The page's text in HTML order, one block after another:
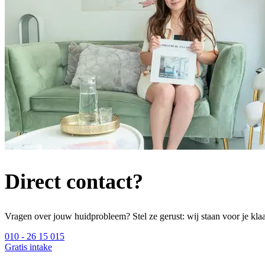
Direct contact?
Vragen over jouw huidprobleem? Stel ze gerust: wij staan voor je
010 - 26 15 015
Gratis intake